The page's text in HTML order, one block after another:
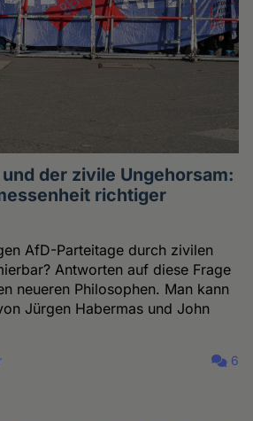
der zivile Ungehorsam:
richtiger
AfD-Parteitage durch zivilen
Antworten auf diese Frage
neueren Philosophen. Man kann
Jürgen Habermas und John
6